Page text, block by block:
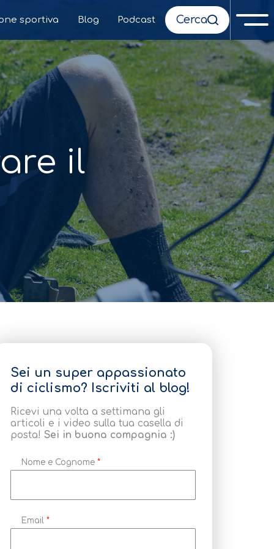
sportiva Blog Podcast Cerca
il
Sei un super appassionato
di ciclismo? Iscriviti al blog!
Ricevi una volta a settimana gli
articoli e i video sulla tua casella di
posta! Sei in buona compagnia :)
Nome e Cognome *
Email *